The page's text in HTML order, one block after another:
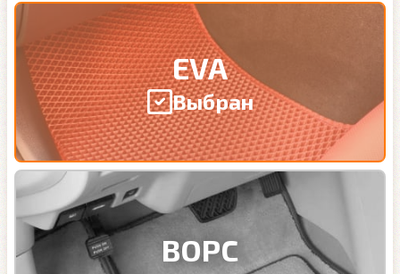
EVA
Выбран
ВОРС